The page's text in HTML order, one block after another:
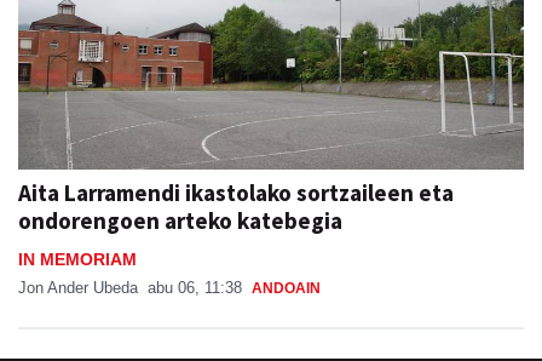
Aita Larramendi ikastolako sortzaileen eta
ondorengoen arteko katebegia
IN MEMORIAM
Jon Ander Ubeda abu 06, 11:38 ANDOAIN